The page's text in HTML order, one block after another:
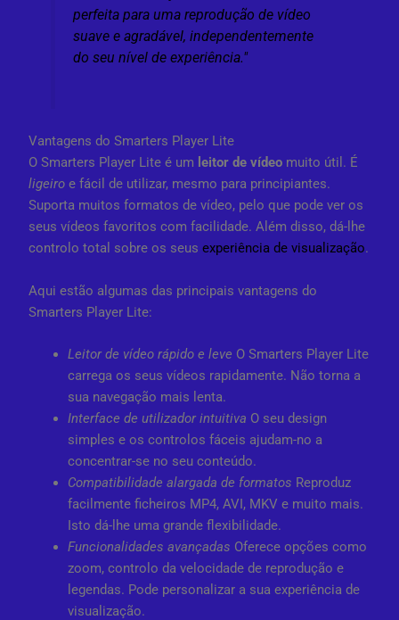
perfeita para uma reprodução de vídeo
suave e agradável, independentemente
do seu nível de experiência."
Vantagens do Smarters Player Lite
O Smarters Player Lite é um leitor de vídeo muito útil. É
ligeiro e fácil de utilizar, mesmo para principiantes.
Suporta muitos formatos de vídeo, pelo que pode ver os
seus vídeos favoritos com facilidade. Além disso, dá-lhe
controlo total sobre os seus experiência de visualização.
Aqui estão algumas das principais vantagens do
Smarters Player Lite:
Leitor de vídeo rápido e leve O Smarters Player Lite
carrega os seus vídeos rapidamente. Não torna a
sua navegação mais lenta.
Interface de utilizador intuitiva O seu design
simples e os controlos fáceis ajudam-no a
concentrar-se no seu conteúdo.
Compatibilidade alargada de formatos Reproduz
facilmente ficheiros MP4, AVI, MKV e muito mais.
Isto dá-lhe uma grande flexibilidade.
Funcionalidades avançadas Oferece opções como
zoom, controlo da velocidade de reprodução e
legendas. Pode personalizar a sua experiência de
visualização.